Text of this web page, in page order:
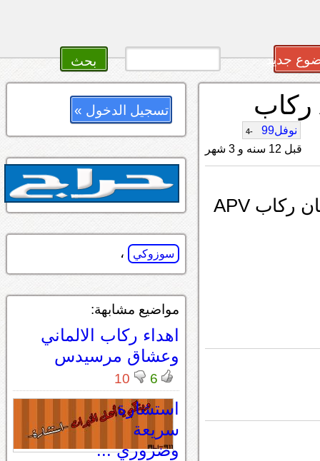
جديد
نوفل99 -4
قبل 12 سنه و 3 شهر
يا جماعة الخير وش رايكم ب زوسوطي فان ركاب APV
تسجيل الدخول »
سوزوكي ،
مواضيع مشابهة:
اهداء ركاب الالماني
وعشاق مرسيدس
6
10
استشارة
سريعة
وضروري ...